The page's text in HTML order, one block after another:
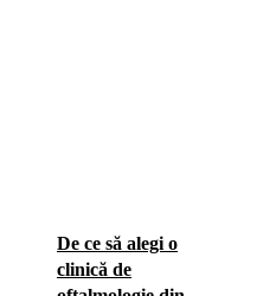
De ce să alegi o
clinică de